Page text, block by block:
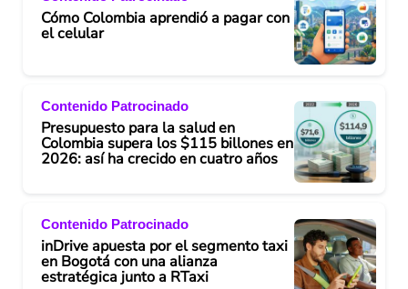
Cómo Colombia aprendió a pagar con
el celular
Contenido Patrocinado
Presupuesto para la salud en
Colombia supera los $115 billones en
2026: así ha crecido en cuatro años
Contenido Patrocinado
inDrive apuesta por el segmento taxi
en Bogotá con una alianza
estratégica junto a RTaxi